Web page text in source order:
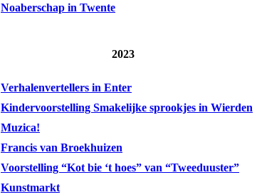
Noaberschap in Twente
2023
Verhalenvertellers in Enter
Kindervoorstelling Smakelijke sprookjes in Wierden
Muzica!
Francis van Broekhuizen
Voorstelling “Kot bie ‘t hoes” van “Tweeduuster”
Kunstmarkt